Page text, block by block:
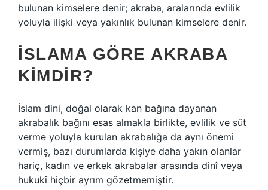
bulunan kimselere denir; akraba, aralarında evlilik
yoluyla ilişki veya yakınlık bulunan kimselere denir.
İSLAMA GÖRE AKRABA
KIMDIR?
İslam dini, doğal olarak kan bağına dayanan
akrabalık bağını esas almakla birlikte, evlilik ve süt
verme yoluyla kurulan akrabalığa da aynı önemi
vermiş, bazı durumlarda kişiye daha yakın olanlar
hariç, kadın ve erkek akrabalar arasında dinî veya
hukukî hiçbir ayrım gözetmemiştir.